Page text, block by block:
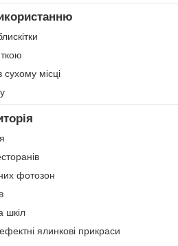
сухому місці
фотозон
шкіл
ялинкові прикраси